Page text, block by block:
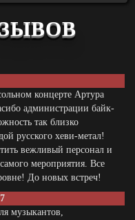
концерте Артура
администрации байк-
так близко
русского хеви-метал!
вежливый персонал и
мероприятия. Все
До новых встреч!
музыкантов,